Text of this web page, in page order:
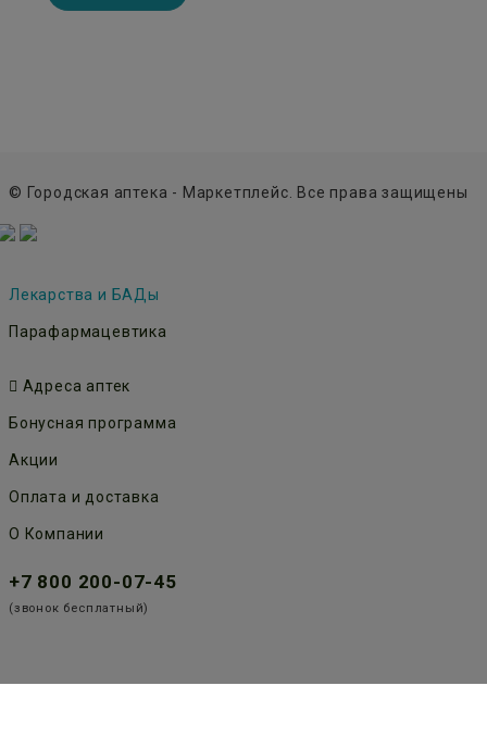
© Городская аптека - Маркетплейс. Все права защищены
Лекарства и БАДы
Парафармацевтика
Адреса аптек
Бонусная программа
Акции
Оплата и доставка
О Компании
+7 800 200-07-45
(звонок бесплатный)